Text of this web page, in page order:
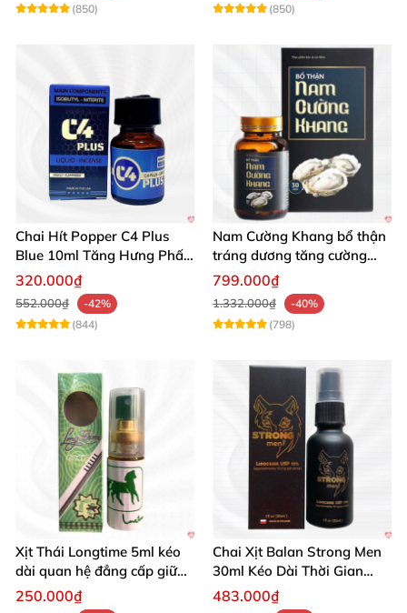
(850)
(850)
Chai Hít Popper C4 Plus
Blue 10ml Tăng Hưng Phấn
Mạnh Mẽ
320.000₫
552.000₫
-42%
(844)
Nam Cường Khang bổ thận
tráng dương tăng cường
sinh lực bền lâu
799.000₫
1.332.000₫
-40%
(798)
Xịt Thái Longtime 5ml kéo
dài quan hệ đẳng cấp giữ
cuộc yêu
250.000₫
Chai Xịt Balan Strong Men
30ml Kéo Dài Thời Gian
Quan Hệ
483.000₫